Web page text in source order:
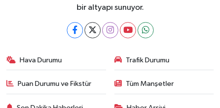
bir altyapı sunuyor.
Hava Durumu Trafik Durumu
Puan Durumu ve Fikstür Tüm Manşetler